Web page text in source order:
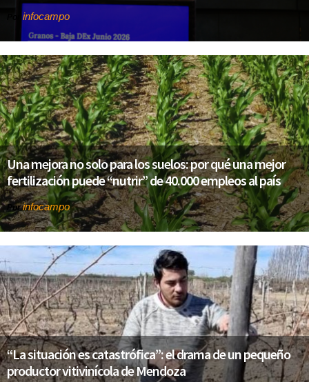
infocampo
Una mejora no solo para los suelos: por qué una mejor
fertilización puede “nutrir” de 40.000 empleos al país
Porinfocampo
“La situación es catastrófica”: el drama de un pequeño
productor vitivinícola de Mendoza